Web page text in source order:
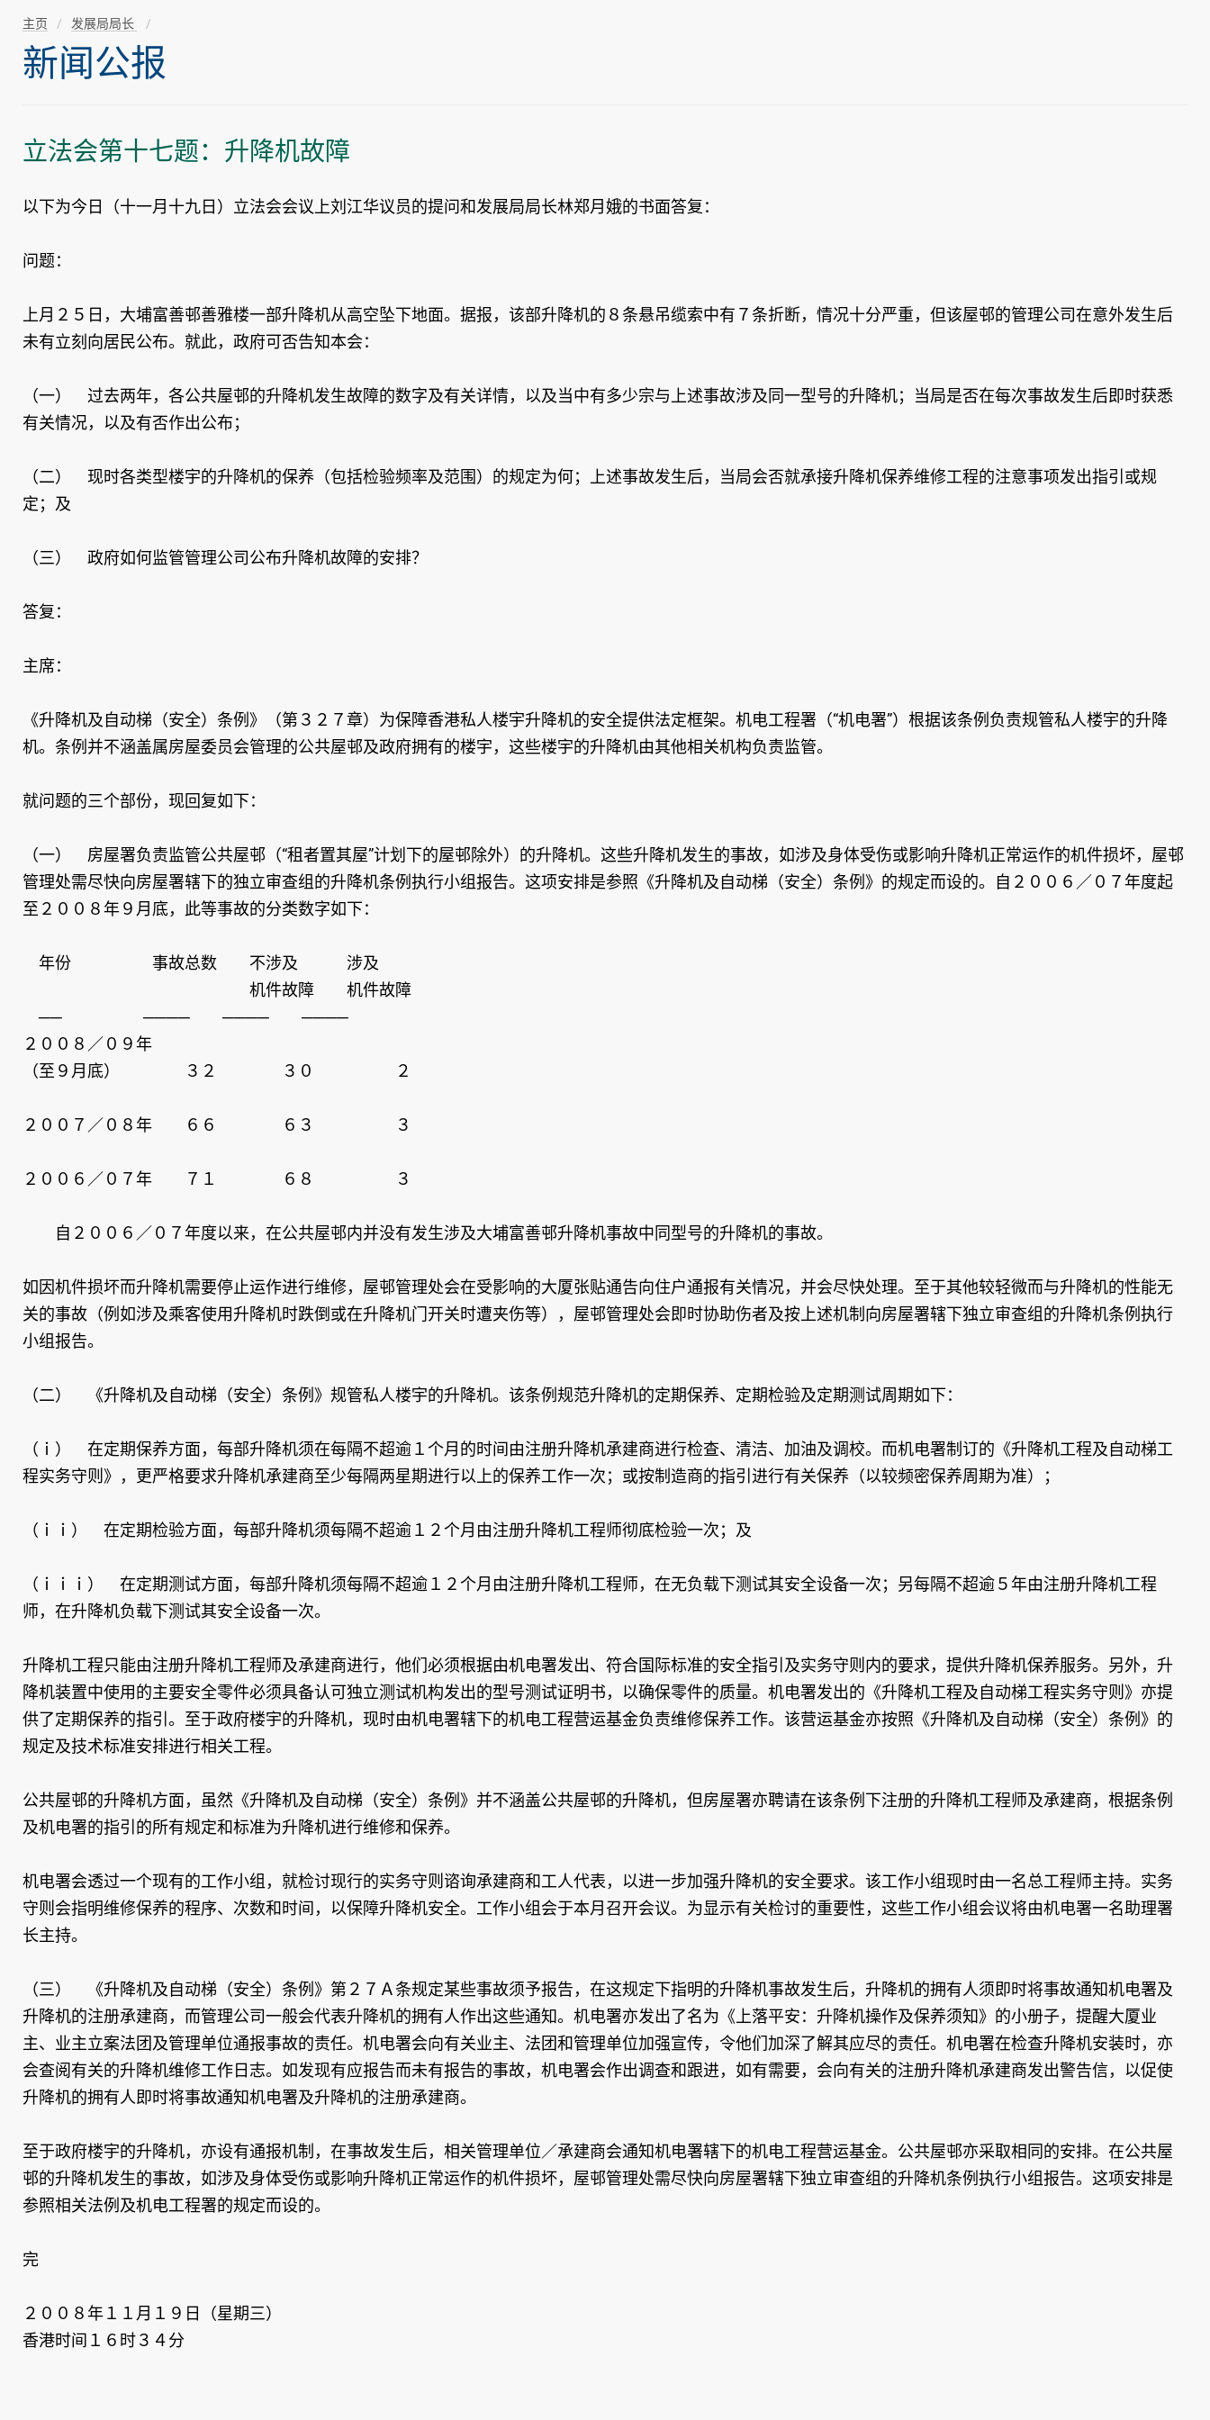
主页 发展局局长
新闻公报
立法会第十七题：升降机故障
以下为今日（十一月十九日）立法会会议上刘江华议员的提问和发展局局长林郑月娥的书面答复：
问题：
上月２５日，大埔富善邨善雅楼一部升降机从高空坠下地面。据报，该部升降机的８条悬吊缆索中有７条折断，情况十分严重，但该屋邨的管理公司在意外发生后
未有立刻向居民公布。就此，政府可否告知本会：
（一） 过去两年，各公共屋邨的升降机发生故障的数字及有关详情，以及当中有多少宗与上述事故涉及同一型号的升降机；当局是否在每次事故发生后即时获悉
有关情况，以及有否作出公布；
（二） 现时各类型楼宇的升降机的保养（包括检验频率及范围）的规定为何；上述事故发生后，当局会否就承接升降机保养维修工程的注意事项发出指引或规
定；及
（三） 政府如何监管管理公司公布升降机故障的安排？
答复：
主席：
《升降机及自动梯（安全）条例》（第３２７章）为保障香港私人楼宇升降机的安全提供法定框架。机电工程署（“机电署”）根据该条例负责规管私人楼宇的升降
机。条例并不涵盖属房屋委员会管理的公共屋邨及政府拥有的楼宇，这些楼宇的升降机由其他相关机构负责监管。
就问题的三个部份，现回复如下：
（一） 房屋署负责监管公共屋邨（“租者置其屋”计划下的屋邨除外）的升降机。这些升降机发生的事故，如涉及身体受伤或影响升降机正常运作的机件损坏，屋邨
管理处需尽快向房屋署辖下的独立审查组的升降机条例执行小组报告。这项安排是参照《升降机及自动梯（安全）条例》的规定而设的。自２００６／０７年度起
至２００８年９月底，此等事故的分类数字如下：
年份 事故总数 不涉及 涉及
机件故障 机件故障
── ──── ──── ────
２００８／０９年
（至９月底） ３２ ３０ ２
２００７／０８年 ６６ ６３ ３
２００６／０７年 ７１ ６８ ３
自２００６／０７年度以来，在公共屋邨内并没有发生涉及大埔富善邨升降机事故中同型号的升降机的事故。
如因机件损坏而升降机需要停止运作进行维修，屋邨管理处会在受影响的大厦张贴通告向住户通报有关情况，并会尽快处理。至于其他较轻微而与升降机的性能无
关的事故（例如涉及乘客使用升降机时跌倒或在升降机门开关时遭夹伤等），屋邨管理处会即时协助伤者及按上述机制向房屋署辖下独立审查组的升降机条例执行
小组报告。
（二） 《升降机及自动梯（安全）条例》规管私人楼宇的升降机。该条例规范升降机的定期保养、定期检验及定期测试周期如下：
（ｉ） 在定期保养方面，每部升降机须在每隔不超逾１个月的时间由注册升降机承建商进行检查、清洁、加油及调校。而机电署制订的《升降机工程及自动梯工
程实务守则》，更严格要求升降机承建商至少每隔两星期进行以上的保养工作一次；或按制造商的指引进行有关保养（以较频密保养周期为准）；
（ｉｉ） 在定期检验方面，每部升降机须每隔不超逾１２个月由注册升降机工程师彻底检验一次；及
（ｉｉｉ） 在定期测试方面，每部升降机须每隔不超逾１２个月由注册升降机工程师，在无负载下测试其安全设备一次；另每隔不超逾５年由注册升降机工程
师，在升降机负载下测试其安全设备一次。
升降机工程只能由注册升降机工程师及承建商进行，他们必须根据由机电署发出、符合国际标准的安全指引及实务守则内的要求，提供升降机保养服务。另外，升
降机装置中使用的主要安全零件必须具备认可独立测试机构发出的型号测试证明书，以确保零件的质量。机电署发出的《升降机工程及自动梯工程实务守则》亦提
供了定期保养的指引。至于政府楼宇的升降机，现时由机电署辖下的机电工程营运基金负责维修保养工作。该营运基金亦按照《升降机及自动梯（安全）条例》的
规定及技术标准安排进行相关工程。
公共屋邨的升降机方面，虽然《升降机及自动梯（安全）条例》并不涵盖公共屋邨的升降机，但房屋署亦聘请在该条例下注册的升降机工程师及承建商，根据条例
及机电署的指引的所有规定和标准为升降机进行维修和保养。
机电署会透过一个现有的工作小组，就检讨现行的实务守则谘询承建商和工人代表，以进一步加强升降机的安全要求。该工作小组现时由一名总工程师主持。实务
守则会指明维修保养的程序、次数和时间，以保障升降机安全。工作小组会于本月召开会议。为显示有关检讨的重要性，这些工作小组会议将由机电署一名助理署
长主持。
（三） 《升降机及自动梯（安全）条例》第２７Ａ条规定某些事故须予报告，在这规定下指明的升降机事故发生后，升降机的拥有人须即时将事故通知机电署及
升降机的注册承建商，而管理公司一般会代表升降机的拥有人作出这些通知。机电署亦发出了名为《上落平安：升降机操作及保养须知》的小册子，提醒大厦业
主、业主立案法团及管理单位通报事故的责任。机电署会向有关业主、法团和管理单位加强宣传，令他们加深了解其应尽的责任。机电署在检查升降机安装时，亦
会查阅有关的升降机维修工作日志。如发现有应报告而未有报告的事故，机电署会作出调查和跟进，如有需要，会向有关的注册升降机承建商发出警告信，以促使
升降机的拥有人即时将事故通知机电署及升降机的注册承建商。
至于政府楼宇的升降机，亦设有通报机制，在事故发生后，相关管理单位／承建商会通知机电署辖下的机电工程营运基金。公共屋邨亦采取相同的安排。在公共屋
邨的升降机发生的事故，如涉及身体受伤或影响升降机正常运作的机件损坏，屋邨管理处需尽快向房屋署辖下独立审查组的升降机条例执行小组报告。这项安排是
参照相关法例及机电工程署的规定而设的。
完
２００８年１１月１９日（星期三）
香港时间１６时３４分